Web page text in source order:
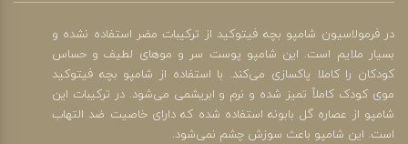
در فرمولاسیون شامپو بچه فیتوکید از ترکیبات مضر استفاده نشده و
بسیار ملایم است. این شامپو پوست سر و موهای لطیف و حساس
کودکان را کاملا پاکسازی می‌کند. با استفاده از شامپو بچه فیتوکید
موی کودک کاملاً تمیز شده و نرم و ابریشمی می‌شود. در ترکیبات این
شامپو از عصاره گل بابونه استفاده شده که دارای خاصیت ضد التهاب
است. این شامپو باعث سوزش چشم نمی‌شود.